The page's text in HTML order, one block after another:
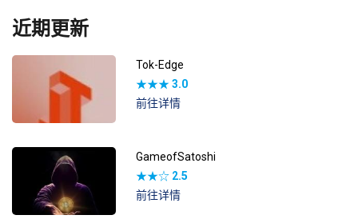
近期更新
Tok-Edge
★★★3.0
前往详情
GameofSatoshi
★★☆ 2.5
前往详情